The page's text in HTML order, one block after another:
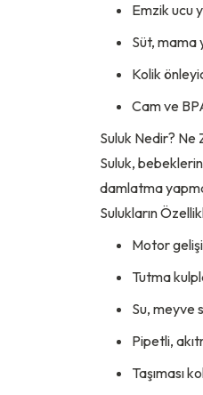
Emzik ucu
Süt, mama
Kolik
Cam ve
Suluk Nedir? Ne
Suluk,
damlatma
Sulukların
Motor
Tutma
Su, meyve
Pipetli,
Taşıması